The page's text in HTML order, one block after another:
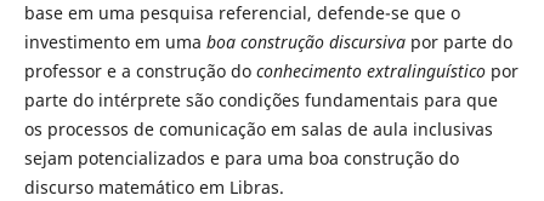
base em uma pesquisa referencial, defende-se que o
investimento em uma boa construção discursivapor parte do
professor e a construção do conhecimento extralinguísticopor
parte do intérprete são condições fundamentais para que
os processos de comunicação em salas de aula inclusivas
sejam potencializados e para uma boa construção do
discurso matemático em Libras.